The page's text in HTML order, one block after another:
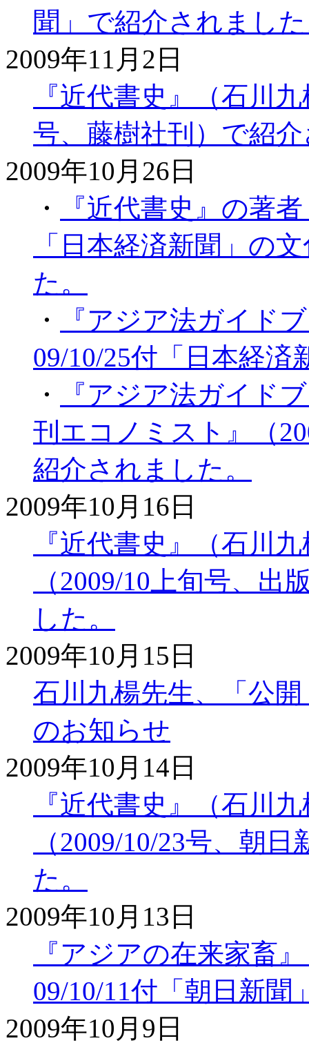
聞」で紹介されまし
2009年11月2日
『近代書史』（石川
号、藤樹社刊）で紹
2009年10月26日
・
『近代書史』の著
「日本経済新聞」の
た。
・
『アジア法ガイド
09/10/25付「日本経
・
『アジア法ガイド
刊エコノミスト』（
紹介されました。
2009年10月16日
『近代書史』（石川
（2009/10上旬号、
した。
2009年10月15日
石川九楊先生、「公
のお知らせ
2009年10月14日
『近代書史』（石川
（2009/10/23号、朝
た。
2009年10月13日
『アジアの在来家畜
09/10/11付「朝日新
2009年10月9日